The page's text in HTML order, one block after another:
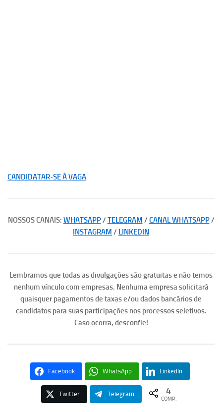
CANDIDATAR-SE À VAGA
NOSSOS CANAIS: WHATSAPP/ TELEGRAM / CANAL WHATSAPP/
INSTAGRAM / LINKEDIN
Lembramos que todas as divulgações são gratuitas e não temos
nenhum vínculo com empresas. Nenhuma empresa solicitará
quaisquer pagamentos de taxas e/ou dados bancários de
candidatos para suas participações nos processos seletivos.
Caso ocorra, desconfie!
Facebook WhatsApp LinkedIn
Twitter Telegram 4
COMP.